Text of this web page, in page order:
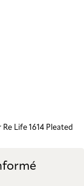
Life 1614 Pleated